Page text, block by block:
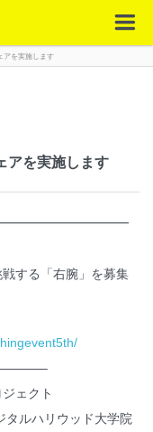
アを実施します
アを実施します
戦する「右腕」を募集
ェクト
ルハリウッド大学院